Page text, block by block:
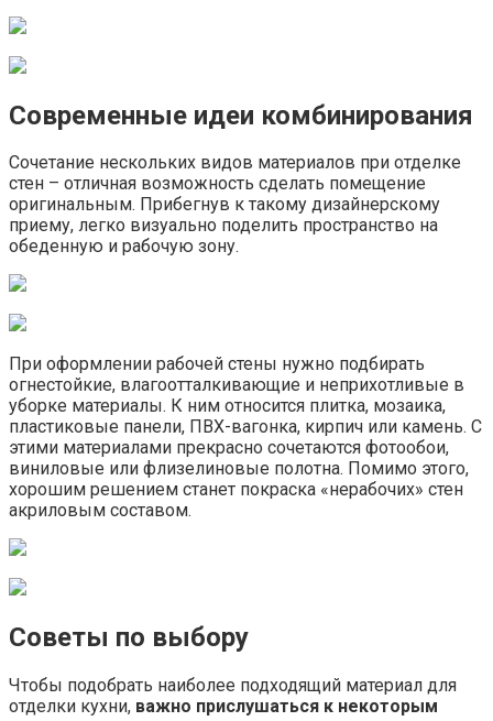
Современные идеи комбинирования
Сочетание нескольких видов материалов при отделке
стен – отличная возможность сделать помещение
оригинальным. Прибегнув к такому дизайнерскому
приему, легко визуально поделить пространство на
обеденную и рабочую зону.
При оформлении рабочей стены нужно подбирать
огнестойкие, влагоотталкивающие и неприхотливые в
уборке материалы. К ним относится плитка, мозаика,
пластиковые панели, ПВХ-вагонка, кирпич или камень. С
этими материалами прекрасно сочетаются фотообои,
виниловые или флизелиновые полотна. Помимо этого,
хорошим решением станет покраска «нерабочих» стен
акриловым составом.
Советы по выбору
Чтобы подобрать наиболее подходящий материал для
отделки кухни, важно прислушаться к некоторым